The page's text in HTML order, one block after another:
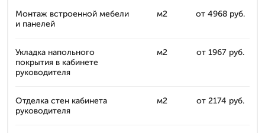
Монтаж встроенной мебели
и панелей
м2 от 4968 руб.
Укладка напольного
покрытия в кабинете
руководителя
м2 от 1967 руб.
Отделка стен кабинета
руководителя
м2 от 2174 руб.